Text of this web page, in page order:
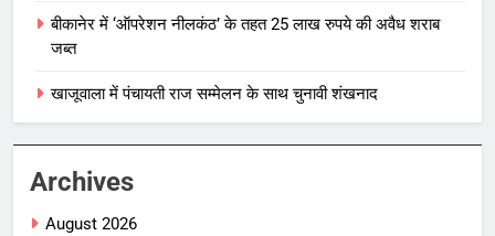
बीकानेर में ‘ऑपरेशन नीलकंठ’ के तहत 25 लाख रुपये की अवैध शराब
जब्त
खाजूवाला में पंचायती राज सम्मेलन के साथ चुनावी शंखनाद
Archives
August 2026